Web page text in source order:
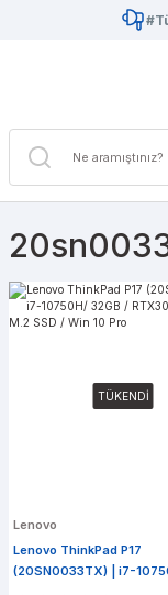
TÜKENDİ
Lenovo
Lenovo ThinkPad P17
(20SN0033TX) | i7-